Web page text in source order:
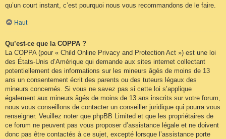
qu’un court instant, c’est pourquoi nous vous recommandons de le faire.
Haut
Qu’est-ce que la COPPA ?
La COPPA (pour « Child Online Privacy and Protection Act ») est une loi
des États-Unis d’Amérique qui demande aux sites internet collectant
potentiellement des informations sur les mineurs âgés de moins de 13
ans un consentement écrit des parents ou des tuteurs légaux des
mineurs concernés. Si vous ne savez pas si cette loi s’applique
également aux mineurs âgés de moins de 13 ans inscrits sur votre forum,
nous vous conseillons de contacter un conseiller juridique qui pourra vous
renseigner. Veuillez noter que phpBB Limited et que les propriétaires de
ce forum ne peuvent pas vous proposer d’assistance légale et ne doivent
donc pas être contactés à ce sujet, excepté lorsque l’assistance porte